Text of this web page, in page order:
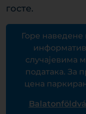
госте.
Горе
случајевима
података. За
цена